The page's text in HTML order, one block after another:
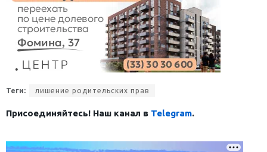
Теги: лишение родительских прав
Присоединяйтесь! Наш канал в Telegram.